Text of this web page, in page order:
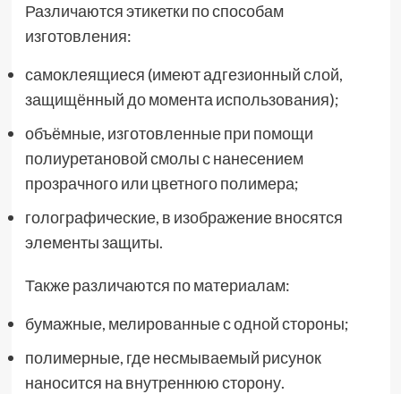
Различаются этикетки по способам
изготовления:
самоклеящиеся (имеют адгезионный слой,
защищённый до момента использования);
объёмные, изготовленные при помощи
полиуретановой смолы с нанесением
прозрачного или цветного полимера;
голографические, в изображение вносятся
элементы защиты.
Также различаются по материалам:
бумажные, мелированные с одной стороны;
полимерные, где несмываемый рисунок
наносится на внутреннюю сторону.